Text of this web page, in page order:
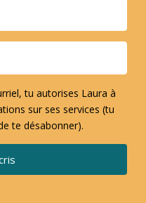
tu autorises Laura à
sur ses services (tu
te désabonner).